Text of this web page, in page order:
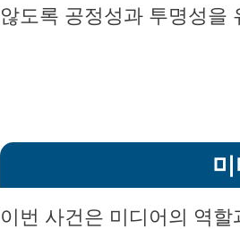
않도록 공정성과 투명성을
이번 사건은 미디어의 역